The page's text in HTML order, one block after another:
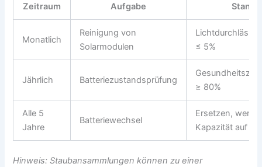
Zeitraum Aufgabe
Monatlich
Reinigung von
Solarmodulen
≤ 5%
Jährlich Batteriezustandsprüfung
≥ 80%
Alle 5
Jahre
Batteriewechsel
Ersetzen, wenn
Kapazität auf
Hinweis: Staubansammlungen können zu einer